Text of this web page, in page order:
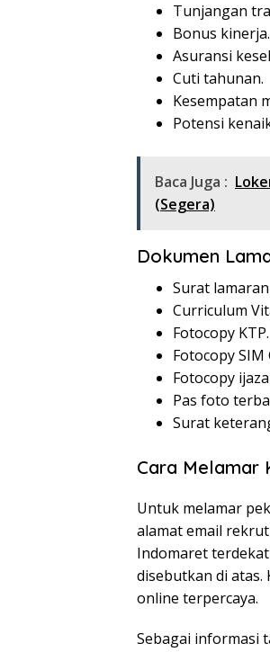
Tunjangan
Bonus kinerja.
Asuransi
Cuti tahunan.
Kesempatan
Potensi
Baca Juga :
(Segera)
Dokumen
Surat
Curriculum
Fotocopy KTP.
Fotocopy SIM
Fotocopy
Pas foto
Surat
Cara Melamar
Untuk melamar
alamat email
Indomaret
disebutkan di atas.
online terpercaya.
Sebagai informasi